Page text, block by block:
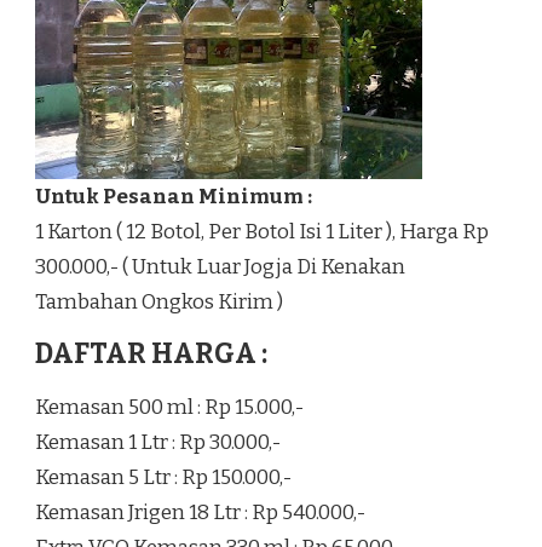
Untuk Pesanan Minimum :
1 Karton ( 12 Botol, Per Botol Isi 1 Liter ), Harga Rp
300.000,- ( Untuk Luar Jogja Di Kenakan
Tambahan Ongkos Kirim )
DAFTAR HARGA :
Kemasan 500 ml : Rp 15.000,-
Kemasan 1 Ltr : Rp 30.000,-
Kemasan 5 Ltr : Rp 150.000,-
Kemasan Jrigen 18 Ltr : Rp 540.000,-